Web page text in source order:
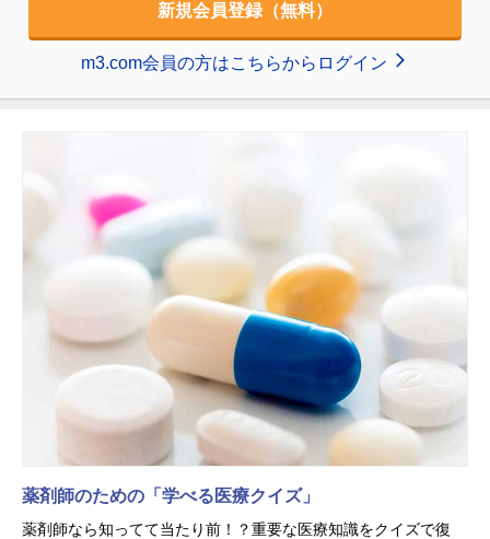
新規会員登録（無料）
m3.com会員の方はこちらからログイン
薬剤師のための「学べる医療クイズ」
薬剤師なら知ってて当たり前！？重要な医療知識をクイズで復